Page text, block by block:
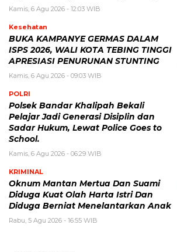
Kamis, 6 Agu 2026 - 12:03 WIB
Kesehatan
BUKA KAMPANYE GERMAS DALAM
ISPS 2026, WALI KOTA TEBING TINGGI
APRESIASI PENURUNAN STUNTING
Kamis, 6 Agu 2026 - 09:03 WIB
POLRI
Polsek Bandar Khalipah Bekali
Pelajar Jadi Generasi Disiplin dan
Sadar Hukum, Lewat Police Goes to
School.
Kamis, 6 Agu 2026 - 06:29 WIB
KRIMINAL
Oknum Mantan Mertua Dan Suami
Diduga Kuat Olah Harta Istri Dan
Diduga Berniat Menelantarkan Anak
Rabu, 5 Agu 2026 - 16:55 WIB